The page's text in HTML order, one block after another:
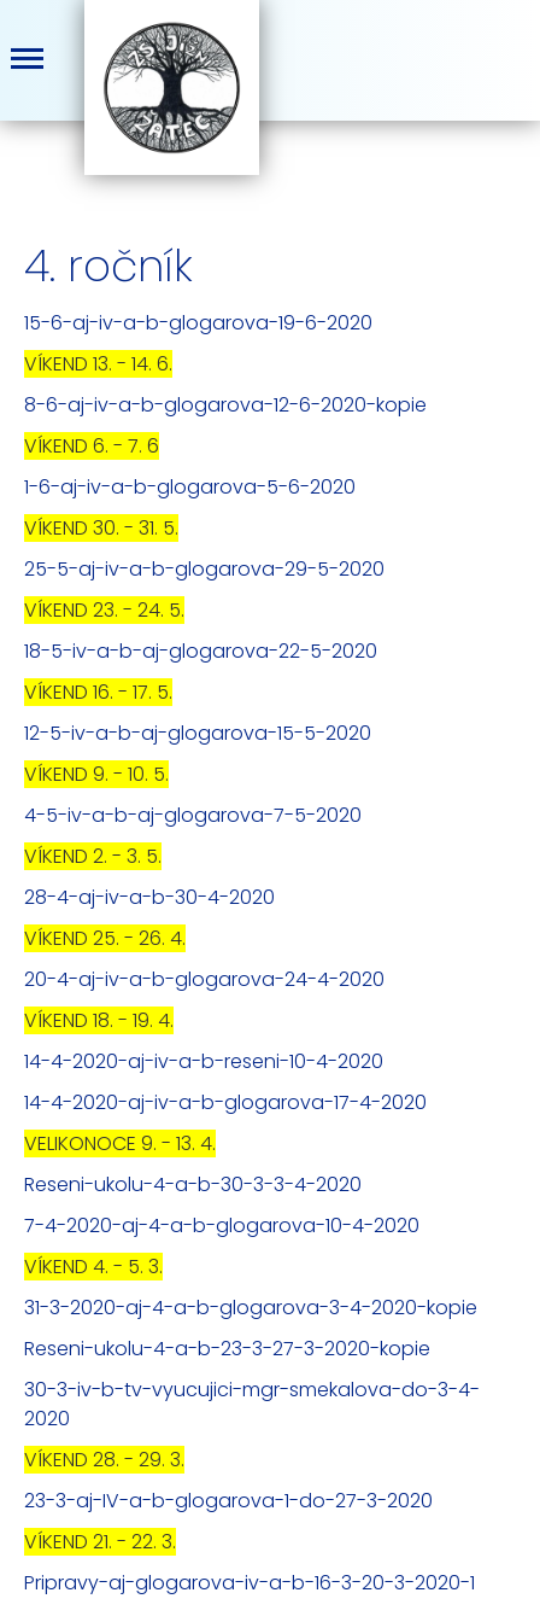
4. ročník
15-6-aj-iv-a-b-glogarova-19-6-2020
VÍKEND 13. - 14. 6.
8-6-aj-iv-a-b-glogarova-12-6-2020-kopie
VÍKEND 6. - 7. 6
1-6-aj-iv-a-b-glogarova-5-6-2020
VÍKEND 30. - 31. 5.
25-5-aj-iv-a-b-glogarova-29-5-2020
VÍKEND 23. - 24. 5.
18-5-iv-a-b-aj-glogarova-22-5-2020
VÍKEND 16. - 17. 5.
12-5-iv-a-b-aj-glogarova-15-5-2020
VÍKEND 9. - 10. 5.
4-5-iv-a-b-aj-glogarova-7-5-2020
VÍKEND 2. - 3. 5.
28-4-aj-iv-a-b-30-4-2020
VÍKEND 25. - 26. 4.
20-4-aj-iv-a-b-glogarova-24-4-2020
VÍKEND 18. - 19. 4.
14-4-2020-aj-iv-a-b-reseni-10-4-2020
14-4-2020-aj-iv-a-b-glogarova-17-4-2020
VELIKONOCE 9. - 13. 4.
Reseni-ukolu-4-a-b-30-3-3-4-2020
7-4-2020-aj-4-a-b-glogarova-10-4-2020
VÍKEND 4. - 5. 3.
31-3-2020-aj-4-a-b-glogarova-3-4-2020-kopie
Reseni-ukolu-4-a-b-23-3-27-3-2020-kopie
30-3-iv-b-tv-vyucujici-mgr-smekalova-do-3-4-
2020
VÍKEND 28. - 29. 3.
23-3-aj-IV-a-b-glogarova-1-do-27-3-2020
VÍKEND 21. - 22. 3.
Pripravy-aj-glogarova-iv-a-b-16-3-20-3-2020-1